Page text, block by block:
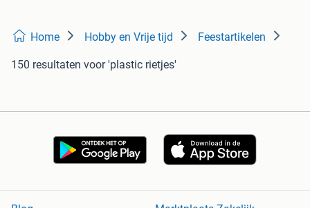
Home Hobby en Vrije tijd Feestartikelen
150 resultaten voor 'plastic rietjes'